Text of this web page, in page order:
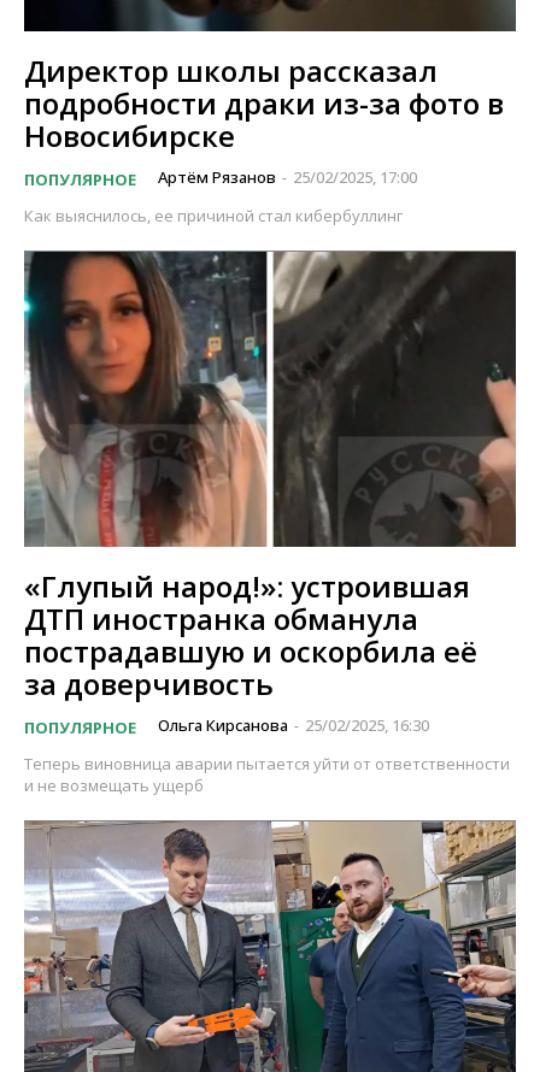
Директор школы рассказал
подробности драки из-за фото в
Новосибирске
ПОПУЛЯРНОЕ Артём Рязанов - 25/02/2025, 17:00
Как выяснилось, ее причиной стал кибербуллинг
«Глупый народ!»: устроившая
ДТП иностранка обманула
пострадавшую и оскорбила её
за доверчивость
ПОПУЛЯРНОЕ Ольга Кирсанова - 25/02/2025, 16:30
Теперь виновница аварии пытается уйти от ответственности
и не возмещать ущерб